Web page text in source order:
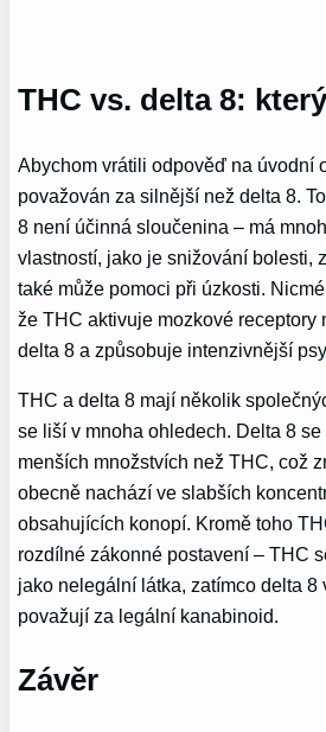
THC vs. delta 8:
Abychom vrátili odpověď na úvodní
považován za silnější než delta 8.
8 není účinná sloučenina – má
vlastností, jako je snižování bolesti,
také může pomoci při úzkosti.
že THC aktivuje mozkové receptory
delta 8 a způsobuje intenzivnější
THC a delta 8 mají několik
se liší v mnoha ohledech. Delta 8
menších množstvích než THC, což
obecně nachází ve slabších
obsahujících konopí. Kromě toho
rozdílné zákonné postavení – THC
jako nelegální látka, zatímco delta 8
považují za legální kanabinoid.
Závěr